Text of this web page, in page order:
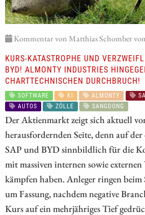
Kommentar von Matthias Schomber
KURS-KATASTROPHE UND
BYD! ALMONTY INDUSTRIES
CHARTTECHNISCHEN DURCHBRUCH!
SOFTWARE KI ALMONTY
AUTOS
ZÖLLE SANGDONG
Der Aktienmarkt zeigt sich aktuell
herausfordernden Seite, denn auf der
SAP und BYD sinnbildlich für die
mit massiven internen sowie
kämpfen haben. Anleger ringen beim
um Fassung, nachdem negative
Kurs auf ein mehrjähriges Tief